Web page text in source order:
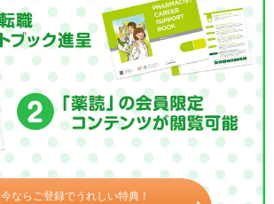
今ならご登録でうれしい特典！